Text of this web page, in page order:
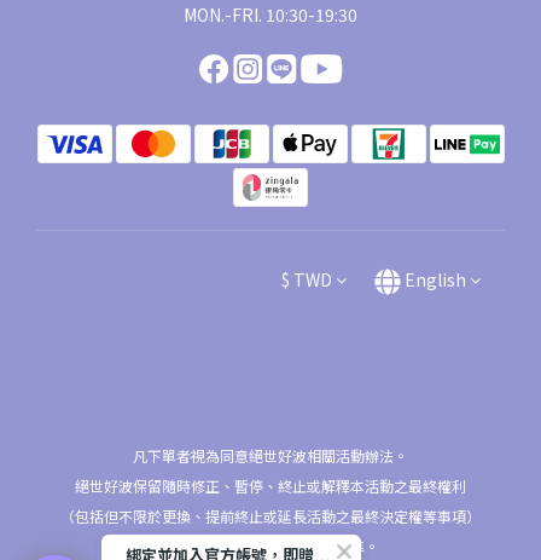
MON.-FRI. 10:30-19:30
$ TWD English
凡下單者視為同意絕世好波相關活動辦法。
絕世好波保留隨時修正、暫停、終止或解釋本活動之最終權利
（包括但不限於更換、提前終止或延長活動之最終決定權等事項）
相關資訊以本活動網站公告為準。
綁定並加入官方帳號，即贈$50購物金